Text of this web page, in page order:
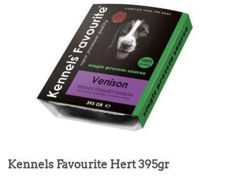
Kennels Favourite Hert 395gr